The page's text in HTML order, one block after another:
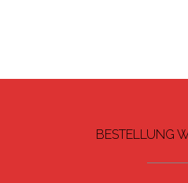
BESTELLUNG